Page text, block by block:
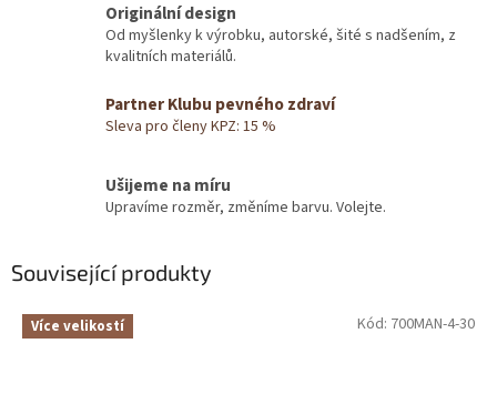
Originální design
Od myšlenky k výrobku, autorské, šité s nadšením, z
kvalitních materiálů.
Partner Klubu pevného zdraví
Sleva pro členy KPZ: 15 %
Ušijeme na míru
Upravíme rozměr, změníme barvu. Volejte.
Související produkty
Více velikostí Kód: 700MAN-4-30